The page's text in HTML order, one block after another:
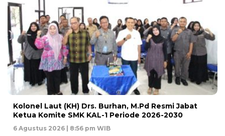
Kolonel Laut (KH) Drs. Burhan, M.Pd Resmi Jabat
Ketua Komite SMK KAL-1 Periode 2026-2030
6 Agustus 2026 | 8:56 pm WIB